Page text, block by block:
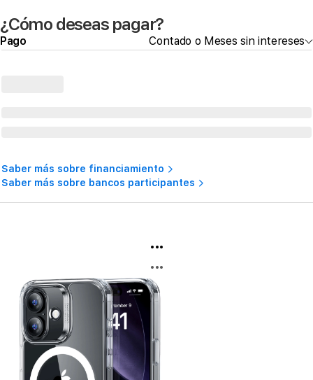
¿Cómo deseas pagar?
Pago Contado o Meses sin intereses
Saber más sobre financiamiento
Saber más sobre bancos participantes
...
...